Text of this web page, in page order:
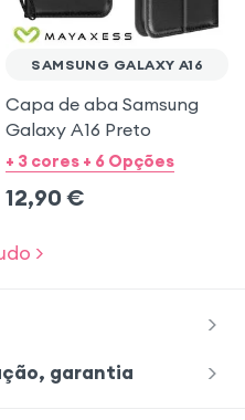
SAMSUNG GALAXY A16
Capa de aba Samsung
Galaxy A16 Preto
+ 3 cores + 6 Opções
12,90 €
>
garantia